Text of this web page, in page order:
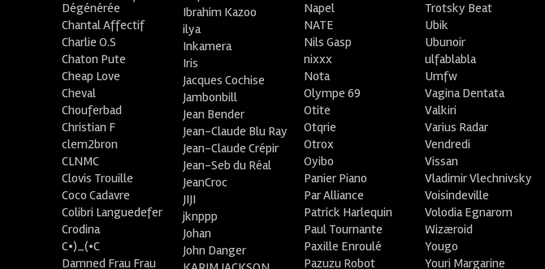
Dégénérée
Chantal Affectif
Charlie O.S
Chaton Pute
Cheap Love
Cheval
Chouferbad
Christian F
clem2bron
CLNMC
Clovis Trouille
Coco Cadavre
Colibri Languedefer
Crodina
C•)_(•C
Damned Frau Frau
Ibrahim Kazoo
ilya
Inkamera
Iris
Jacques Cochise
Jambonbill
Jean Bender
Jean-Claude Blu Ray
Jean-Claude Crépir
Jean-Seb du Réal
JeanCroc
JIJI
jknppp
Johan
John Danger
Napel
NATE
Nils Gasp
nixxx
Nota
Olympe 69
Otite
Otqrie
Otrox
Oyibo
Panier Piano
Par Alliance
Patrick Harlequin
Paul Tournante
Paxille Enroulé
Pazuzu Robot
Trotsky Beat
Ubik
Ubunoir
ulfablabla
Umfw
Vagina Dentata
Valkiri
Varius Radar
Vendredi
Vissan
Vladimir Vlechnivsky
Voisindeville
Volodia Egnarom
Wizæroid
Yougo
Youri Margarine